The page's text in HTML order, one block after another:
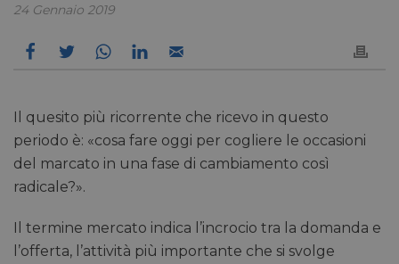
24 Gennaio 2019
Il quesito più ricorrente che ricevo in questo
periodo è: «cosa fare oggi per cogliere le occasioni
del marcato in una fase di cambiamento così
radicale?».
Il termine mercato indica l’incrocio tra la domanda e
l’offerta, l’attività più importante che si svolge